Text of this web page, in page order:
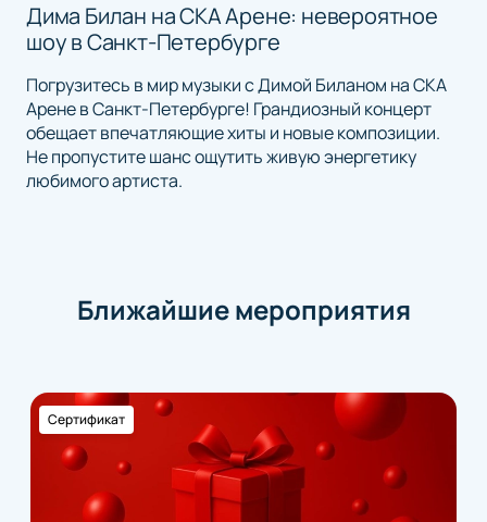
Дима Билан на СКА Арене: невероятное
шоу в Санкт-Петербурге
Погрузитесь в мир музыки с Димой Биланом на СКА
Арене в Санкт-Петербурге! Грандиозный концерт
обещает впечатляющие хиты и новые композиции.
Не пропустите шанс ощутить живую энергетику
любимого артиста.
Ближайшие мероприятия
Сертификат